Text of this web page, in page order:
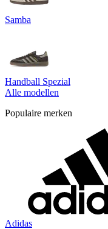
Samba
Handball Spezial
Alle modellen
Populaire merken
Adidas